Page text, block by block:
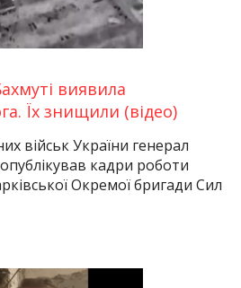
виявила
Їх знищили (відео)
військ України генерал
кадри роботи
Окремої бригади Сил